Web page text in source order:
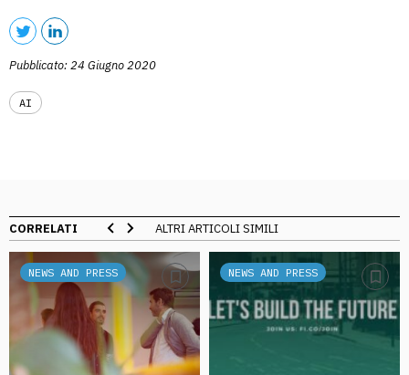
Pubblicato: 24 Giugno 2020
AI
CORRELATI ALTRI ARTICOLI SIMILI
NEWS AND PRESS NEWS AND PRESS